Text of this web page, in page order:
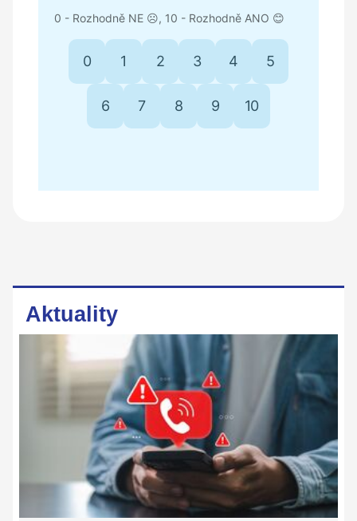
Aktuality